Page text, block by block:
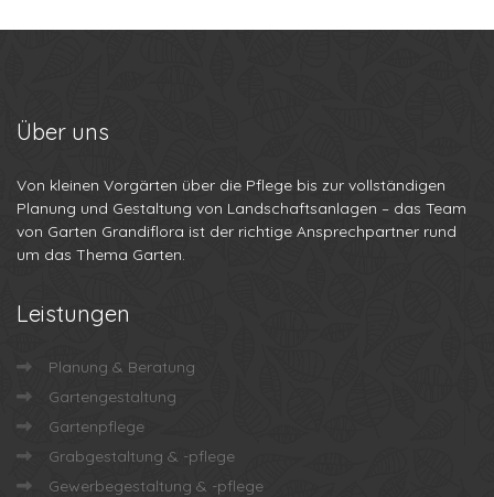
Über uns
Von kleinen Vorgärten über die Pflege bis zur vollständigen
Planung und Gestaltung von Landschaftsanlagen – das Team
von Garten Grandiflora ist der richtige Ansprechpartner rund
um das Thema Garten.
Leistungen
Planung & Beratung
Gartengestaltung
Gartenpflege
Grabgestaltung & -pflege
Gewerbegestaltung & -pflege